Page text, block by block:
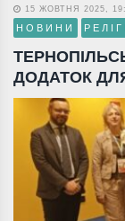
15 ЖОВТНЯ 2025,
НОВИНИ
ДОДАТОК